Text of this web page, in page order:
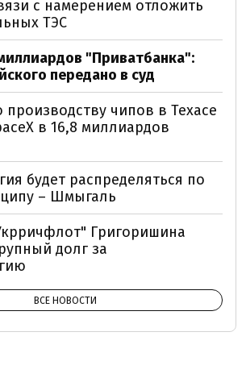
с намерением отложить
ТЭС
"Приватбанка":
передано в суд
производству чипов в Техасе
в 16,8 миллиардов
будет распределяться по
– Шмыгаль
Григоришина
долг за
ВСЕ НОВОСТИ